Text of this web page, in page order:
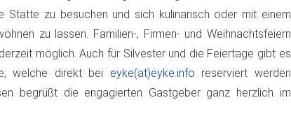
Stätte zu besuchen und sich kulinarisch oder mit einem
zu lassen. Familien-, Firmen- und Weihnachtsfeiern
möglich. Auch für Silvester und die Feiertage gibt es
welche direkt bei eyke(at)eyke.info reserviert werden
begrüßt die engagierten Gastgeber ganz herzlich im